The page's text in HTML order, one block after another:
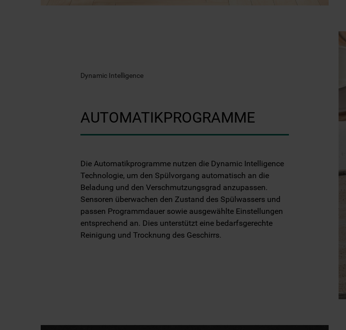
Dynamic Intelligence
AUTOMATIKPROGRAMME
Die Automatikprogramme nutzen die Dynamic Intelligence
Technologie, um den Spülvorgang automatisch an die
Beladung und den Verschmutzungsgrad anzupassen.
Sensoren überwachen den Zustand des Spülwassers und
passen Programmdauer sowie ausgewählte Einstellungen
entsprechend an. Dies unterstützt eine bedarfsgerechte
Reinigung und Trocknung des Geschirrs.